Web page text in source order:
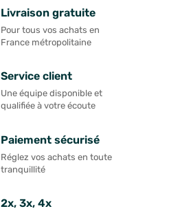
Livraison gratuite
Pour tous vos achats en
France métropolitaine
Service client
Une équipe disponible et
qualifiée à votre écoute
Paiement sécurisé
Réglez vos achats en toute
tranquillité
2x, 3x, 4x